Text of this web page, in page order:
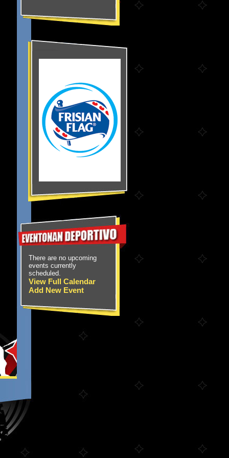
There are no upcoming
events currently
scheduled.
View Full Calendar
Add New Event